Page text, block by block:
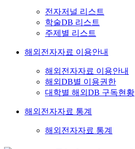
전자저널 리스트
학술DB 리스트
주제별 리스트
해외전자자료 이용안내
해외전자자료 이용안내
해외DB별 이용권한
대학별 해외DB 구독현황
해외전자자료 통계
해외전자자료 통계